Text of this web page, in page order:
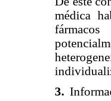
médica
3.